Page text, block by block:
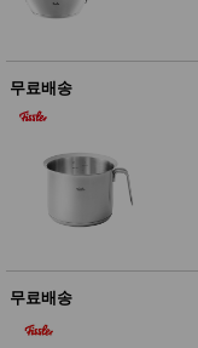
무료배송
무료배송